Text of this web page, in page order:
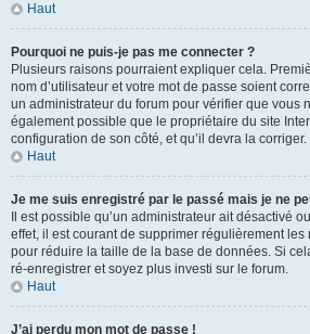
Haut
Pourquoi ne puis-je pas me connecter ?
Plusieurs raisons pourraient expliquer cela.
nom d’utilisateur et votre mot de passe soient
un administrateur du forum pour vérifier que vous
également possible que le propriétaire du site
configuration de son côté, et qu’il devra la corriger.
Haut
Je me suis enregistré par le passé mais je ne
Il est possible qu’un administrateur ait désactivé
effet, il est courant de supprimer régulièrement les
pour réduire la taille de la base de données. Si
ré-enregistrer et soyez plus investi sur le forum.
Haut
J’ai perdu mon mot de passe !